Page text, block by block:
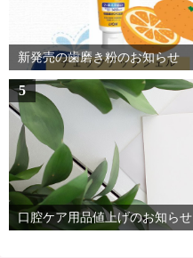
新発売の歯磨き粉のお知らせ
5
口腔ケア用品値上げのお知らせ